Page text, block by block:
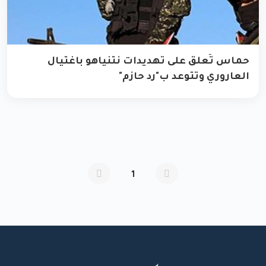
حماس تُعلق على تهديدات نتنياهو باغتيال
العاروري وتتوعد ب"رد حازم"
1